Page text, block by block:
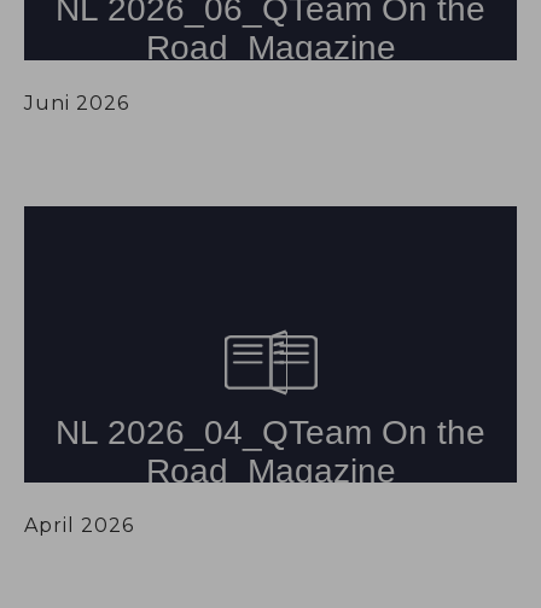
Juni 2026
April 2026